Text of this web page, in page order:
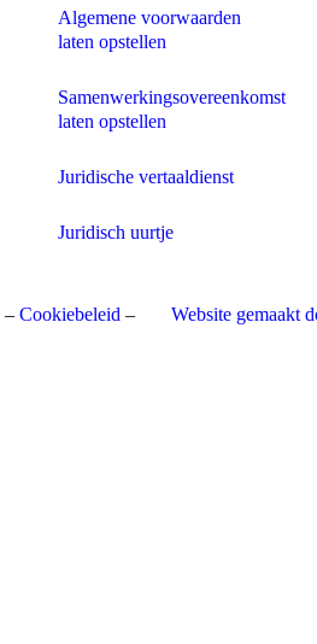
Algemene voorwaarden
laten opstellen
Samenwerkingsovereenkomst
laten opstellen
Juridische vertaaldienst
Juridisch uurtje
– Cookiebeleid –
Website gemaakt